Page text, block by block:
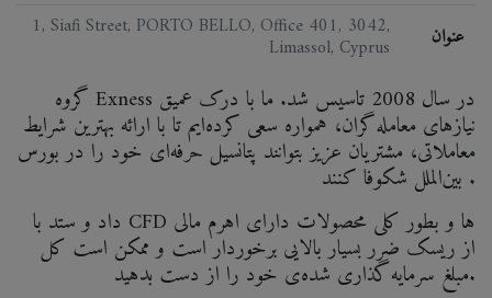
1, Siafi Street, PORTO BELLO, Office 401, 3042,
Limassol, Cyprus عنوان
گروه Exness در سال 2008 تاسیس شد. ما با درک عمیق
نیازهای معامله‌گران، همواره سعی کرده‌ایم تا با ارائه بهترین شرایط
معاملاتی، مشتریان عزیز بتوانند پتانسیل حرفه‌ای خود را در بورس
بین‌الملل شکوفا کنند .
داد و ستد با CFD ها و بطور کلی محصولات دارای اهرم مالی
از ریسک ضرر بسیار بالایی برخوردار است و ممکن است کل
مبلغ سرمایه‌گذاری شده‌ی خود را از دست بدهید.